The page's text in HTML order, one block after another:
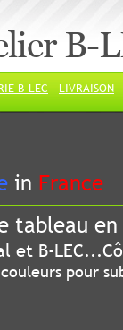
B-
B-LEC LIVRAISON
in France
tableau
pour